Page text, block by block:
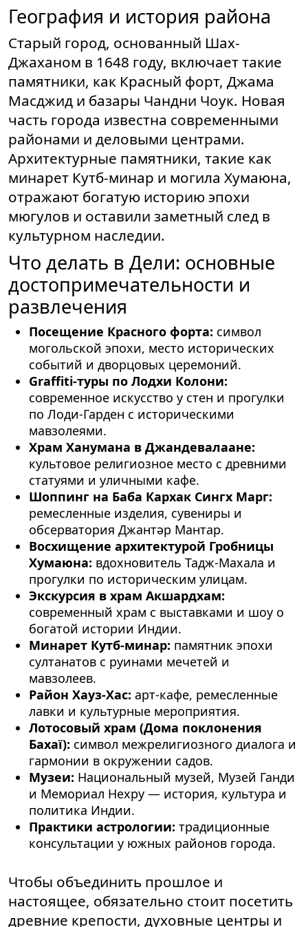
География и история района
Старый город, основанный Шах-
Джаханом в 1648 году, включает такие
памятники, как Красный форт, Джама
Масджид и базары Чандни Чоук. Новая
часть города известна современными
районами и деловыми центрами.
Архитектурные памятники, такие как
минарет Кутб-минар и могила Хумаюна,
отражают богатую историю эпохи
мюгулов и оставили заметный след в
культурном наследии.
Что делать в Дели: основные
достопримечательности и
развлечения
Посещение Красного форта: символ
могольской эпохи, место исторических
событий и дворцовых церемоний.
Graffiti-туры по Лодхи Колони:
современное искусство у стен и прогулки
по Лоди-Гарден с историческими
мавзолеями.
Храм Ханумана в Джандевалаане:
культовое религиозное место с древними
статуями и уличными кафе.
Шоппинг на Баба Кархак Сингх Марг:
ремесленные изделия, сувениры и
обсерватория Джантәр Мантар.
Восхищение архитектурой Гробницы
Хумаюна: вдохновитель Тадж-Махала и
прогулки по историческим улицам.
Экскурсия в храм Акшардхам:
современный храм с выставками и шоу о
богатой истории Индии.
Минарет Кутб-минар: памятник эпохи
султанатов с руинами мечетей и
мавзолеев.
Район Хауз-Хас: арт-кафе, ремесленные
лавки и культурные мероприятия.
Лотосовый храм (Дома поклонения
Бахаї): символ межрелигиозного диалога и
гармонии в окружении садов.
Музеи: Национальный музей, Музей Ганди
и Мемориал Нехру — история, культура и
политика Индии.
Практики астрологии: традиционные
консультации у южных районов города.
Чтобы объединить прошлое и
настоящее, обязательно стоит посетить
древние крепости, духовные центры и